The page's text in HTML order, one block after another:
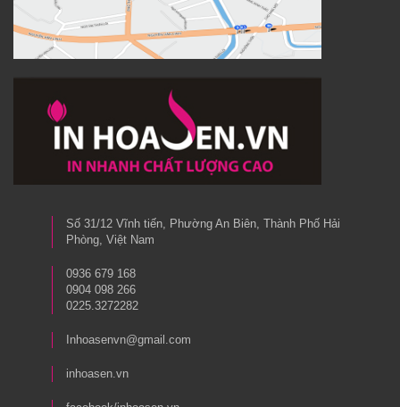
Số 31/12 Vĩnh tiến, Phường An Biên, Thành Phố Hải
Phòng, Việt Nam
0936 679 168
0904 098 266
0225.3272282
Inhoasenvn@gmail.com
inhoasen.vn